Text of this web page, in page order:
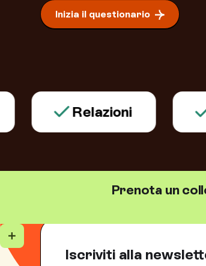
Inizia il questionario
Relazioni
Prenota un
Iscriviti alla